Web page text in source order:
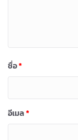
ชื่อ*
อีเมล*